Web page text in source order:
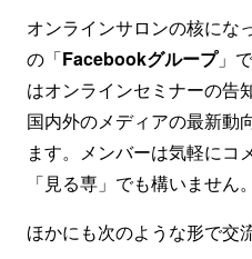
オンラインサロンの核にな
の「Facebookグループ」
はオンラインセミナーの告
国内外のメディアの最新動
ます。メンバーは気軽にコ
「見る専」でも構いません
ほかにも次のような形で交